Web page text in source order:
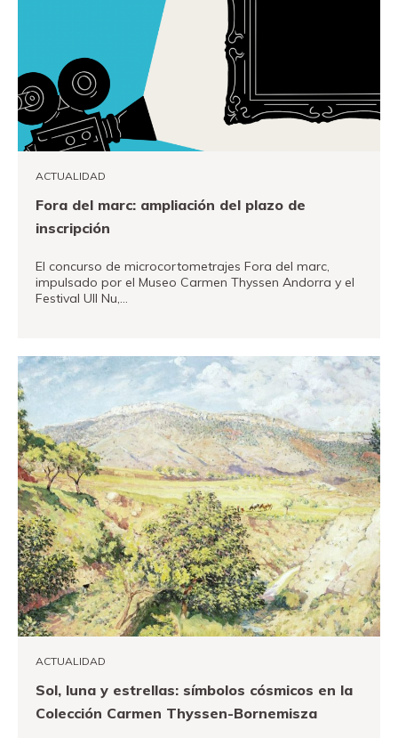
ACTUALIDAD
Fora del marc: ampliación del plazo de
inscripción
El concurso de microcortometrajes Fora del marc,
impulsado por el Museo Carmen Thyssen Andorra y el
Festival Ull Nu,…
ACTUALIDAD
Sol, luna y estrellas: símbolos cósmicos en la
Colección Carmen Thyssen-Bornemisza